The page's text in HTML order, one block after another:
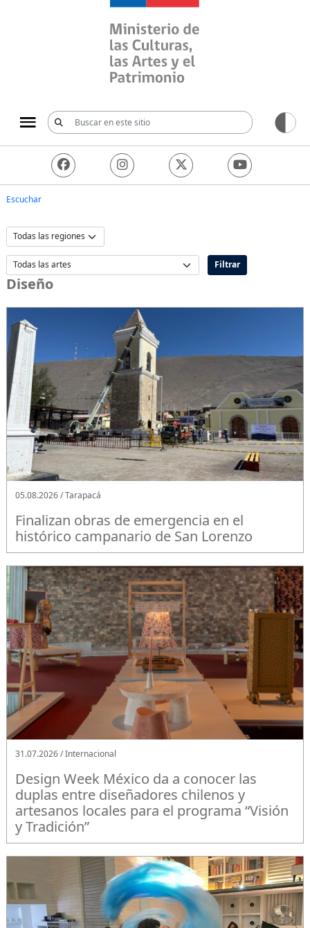
Ministerio de las
Escuchar
Filtrar
Diseño
05.08.2026 / Tarapacá
Finalizan obras de emergencia en el
histórico campanario de San Lorenzo
31.07.2026 / Internacional
Design Week México da a conocer las
duplas entre diseñadores chilenos y
artesanos locales para el programa “Visión
y Tradición”